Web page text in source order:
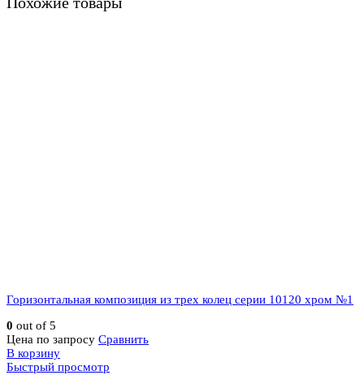
Горизонтальная композиция из трех колец серии 10120 хром №1
0 out of 5
Цена по запросу Сравнить
В корзину
Быстрый просмотр